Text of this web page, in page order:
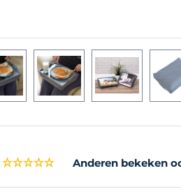
Anderen bekeken